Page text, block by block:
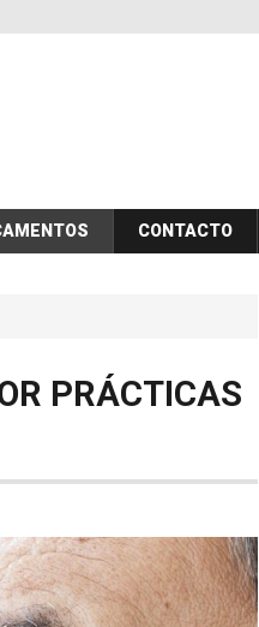
CONTACTO
PRÁCTICAS